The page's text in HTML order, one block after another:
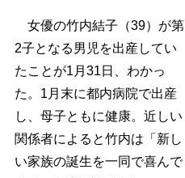
女優の竹内結子（39）が第
2子となる男児を出産してい
たことが1月31日、わかっ
た。1月末に都内病院で出産
し、母子ともに健康。近しい
関係者によると竹内は「新し
い家族の誕生を一同で喜んで